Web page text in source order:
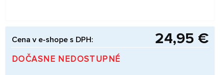
Cena v e-shope s DPH: 24,95 €
DOČASNE NEDOSTUPNÉ